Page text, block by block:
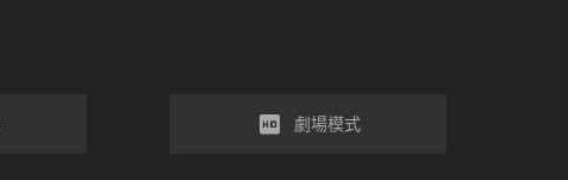
教會電影：聖經的奥秘終于被揭開
劇場模式